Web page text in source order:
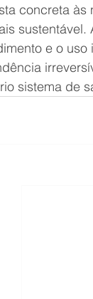
concreta
e o
sistema de